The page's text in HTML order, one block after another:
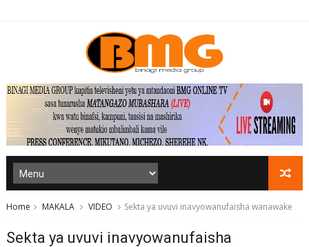
Home MAKALA VIDEO Sekta ya uvuvi inavyowanufaisha wanawake
Sekta ya uvuvi inavyowanufaisha